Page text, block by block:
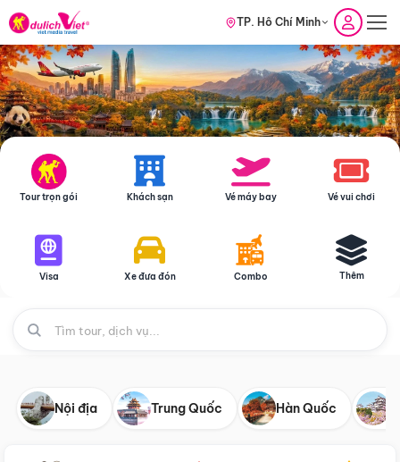
TP. Hồ Chí Minh
Tour trọn gói Khách sạn Vé máy bay Vé vui chơi
Visa Xe đưa đón Combo Thêm
Nội địa Trung Quốc Hàn Quốc